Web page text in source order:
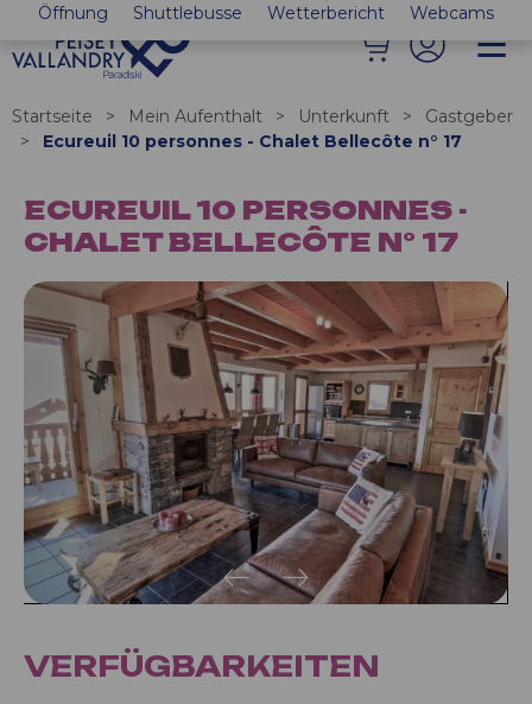
Öffnung Shuttlebusse Wetterbericht Webcams
Startseite > Mein Aufenthalt > Unterkunft >
Gastgeber
>
Ecureuil 10 personnes - Chalet Bellecôte n° 17
ECUREUIL 10 PERSONNES -
CHALET BELLECÔTE N° 17
VERFÜGBARKEITEN